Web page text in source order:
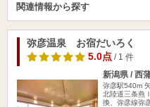
関連情報から探す
弥彦温泉 お宿だいろく
5.0点/ 1 件
新潟県 / 西
弥彦駅540m
北陸道三条燕
換、弥彦線弥